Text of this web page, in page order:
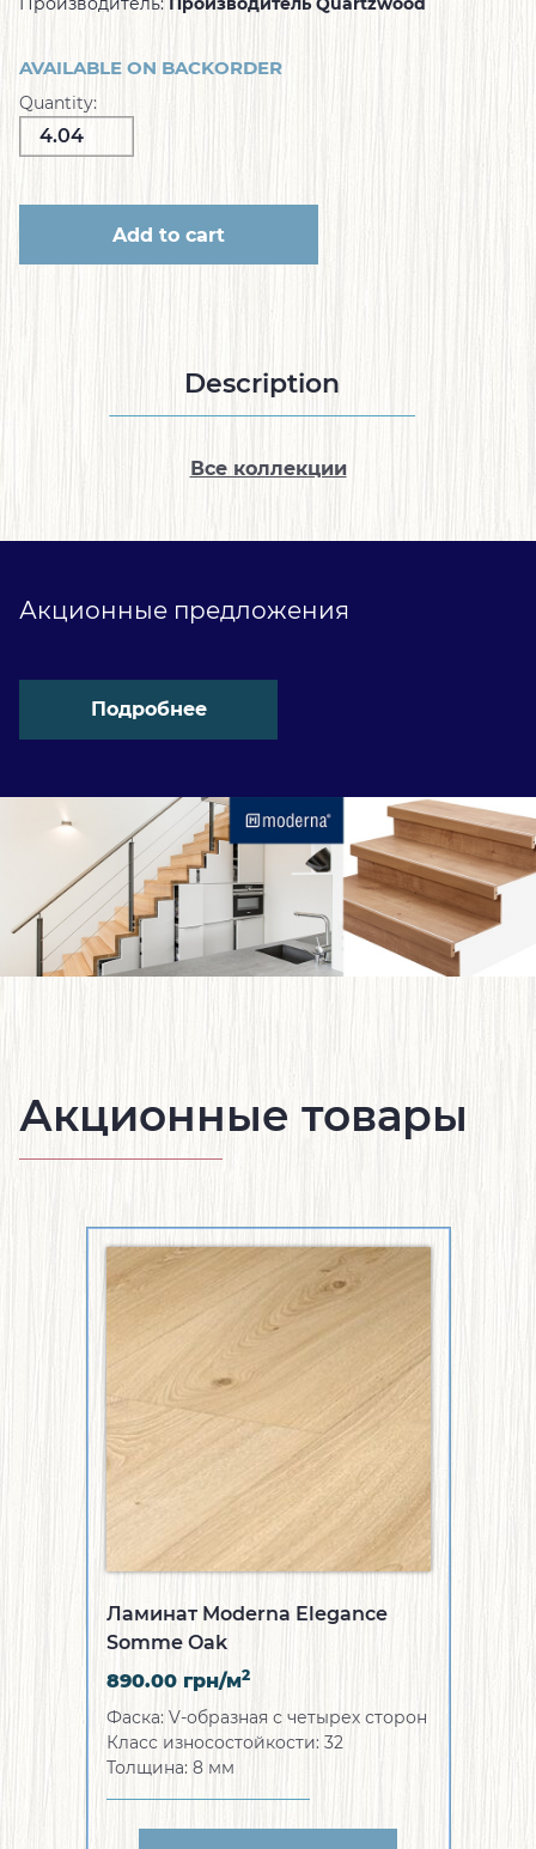
AVAILABLE ON BACKORDER
Quantity:
Add to cart
Description
Все коллекции
Акционные предложения
Подробнее
Акционные товары
Ламинат Moderna Elegance
Somme Oak
890.00 грн/м2
Фаска: V-образная с четырех сторон
Класс износостойкости: 32
Толщина: 8 мм